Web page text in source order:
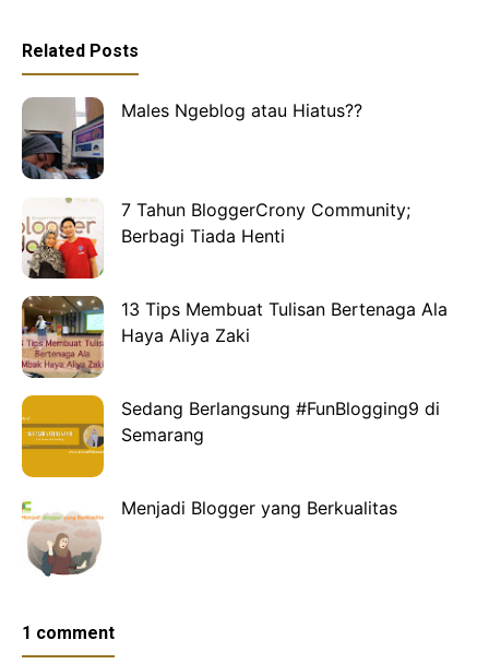
Related Posts
Males Ngeblog atau Hiatus??
7 Tahun BloggerCrony Community;
Berbagi Tiada Henti
13 Tips Membuat Tulisan Bertenaga Ala
Haya Aliya Zaki
Sedang Berlangsung #FunBlogging9 di
Semarang
Menjadi Blogger yang Berkualitas
1 comment